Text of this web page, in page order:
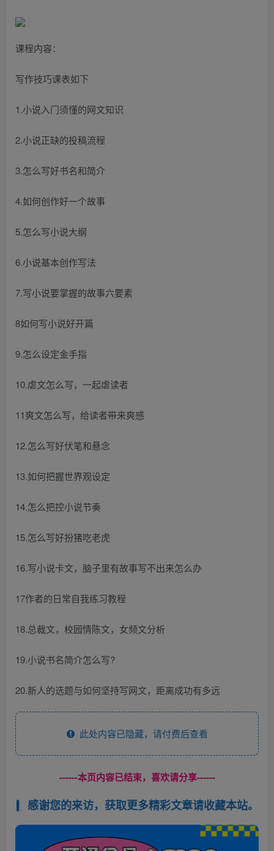
课程内容：
写作技巧课表如下
1.小说入门须懂的网文知识
2.小说正缺的投稿流程
3.怎么写好书名和简介
4.如何创作好一个故事
5.怎么写小说大纲
6.小说基本创作写法
7.写小说要掌握的故事六要素
8如何写小说好开篇
9.怎么设定金手指
10.虐文怎么写，一起虐读者
11爽文怎么写，给读者带来爽感
12.怎么写好伏笔和悬念
13.如何把握世界观设定
14.怎么把控小说节奏
15.怎么写好扮猪吃老虎
16.写小说卡文，脑子里有故事写不出来怎么办
17作者的日常自我练习教程
18.总裁文，校园情陈文，女频文分析
19.小说书名简介怎么写?
20.新人的选题与如何坚持写网文，距离成功有多远
此处内容已隐藏，请付费后查看
------本页内容已结束，喜欢请分享------
感谢您的来访，获取更多精彩文章请收藏本站。